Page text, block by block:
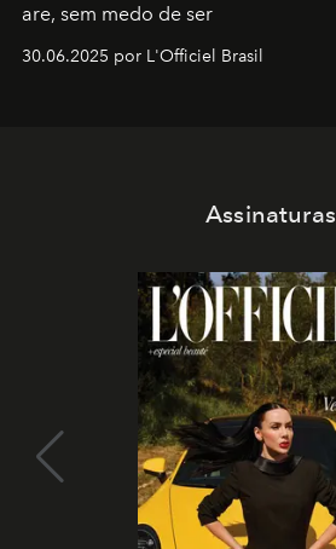
are, sem medo de ser
30.06.2025 por L'Officiel Brasil
Assinaturas